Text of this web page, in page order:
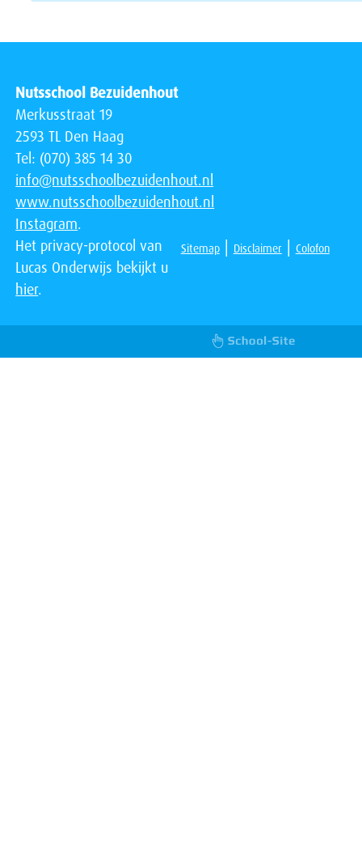
Nutsschool Bezuidenhout
Merkusstraat 19
2593 TL Den Haag
Tel: (070) 385 14 30
info@nutsschoolbezuidenhout.nl
www.nutsschoolbezuidenhout.nl
Instagram.
Het privacy-protocol van
Lucas Onderwijs bekijkt u
hier.
Sitemap| Disclaimer | Colofon